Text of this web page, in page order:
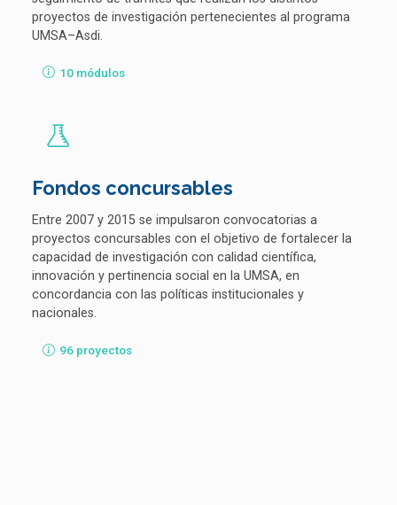
proyectos de investigación pertenecientes al programa
UMSA–Asdi.
10 módulos
Fondos concursables
Entre 2007 y 2015 se impulsaron convocatorias a
proyectos concursables con el objetivo de fortalecer la
capacidad de investigación con calidad científica,
innovación y pertinencia social en la UMSA, en
concordancia con las políticas institucionales y
nacionales.
96 proyectos